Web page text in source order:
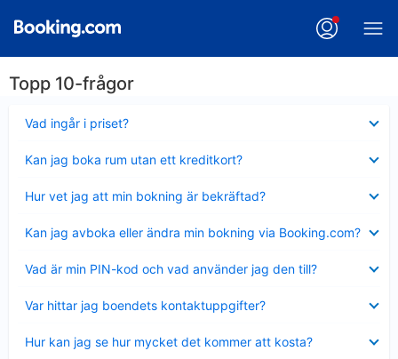
Topp 10-frågor
Vad ingår i priset?
mindre
Kan jag boka rum utan ett kreditkort?
mindre
Hur vet jag att min bokning är bekräftad?
mindre
Kan jag avboka eller ändra min bokning via Booking.com?
mindre
Vad är min PIN-kod och vad använder jag den till?
mindre
Var hittar jag boendets kontaktuppgifter?
mindre
Hur kan jag se hur mycket det kommer att kosta?
mindre